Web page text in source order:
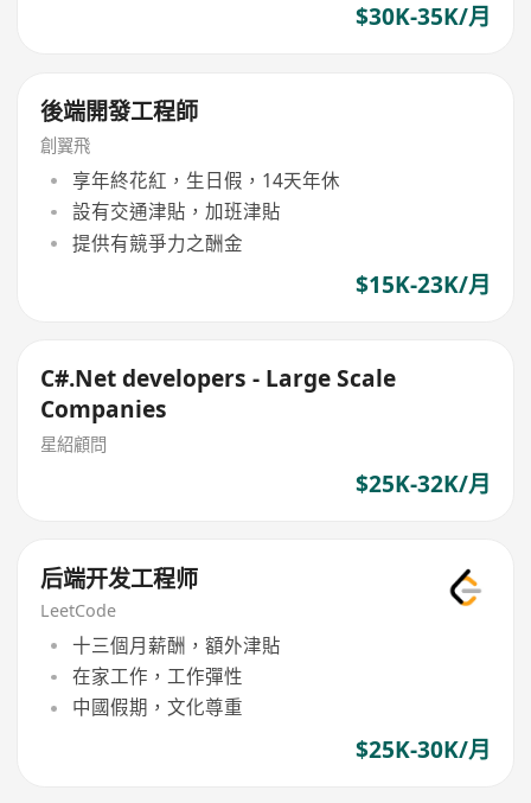
$30K-35K/月
後端開發工程師
創翼飛
享年終花紅，生日假，14天年休
設有交通津貼，加班津貼
提供有競爭力之酬金
$15K-23K/月
C#.Net developers - Large Scale
Companies
星紹顧問
$25K-32K/月
后端开发工程师
LeetCode
十三個月薪酬，額外津貼
在家工作，工作彈性
中國假期，文化尊重
$25K-30K/月